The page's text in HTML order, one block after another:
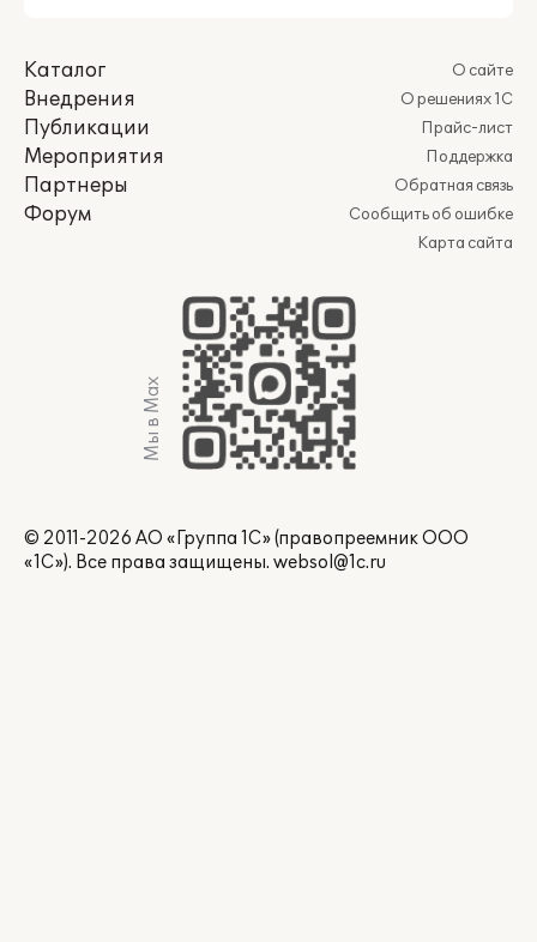
Каталог
Внедрения
Публикации
Мероприятия
Партнеры
Форум
О сайте
О решениях 1С
Прайс-лист
Поддержка
Обратная связь
Сообщить об ошибке
Карта сайта
Мы в Max
© 2011-2026 АО «Группа 1С» (правопреемник ООО
«1С»). Все права защищены. websol@1c.ru